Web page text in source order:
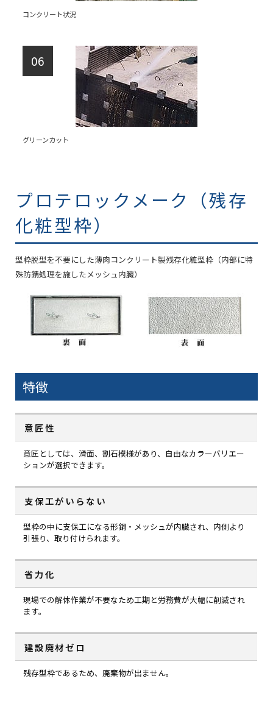
コンクリート状況
グリーンカット
プロテロックメーク（残存
化粧型枠）
型枠脱型を不要にした薄肉コンクリート製残存化粧型枠（内部に特
殊防錆処理を施したメッシュ内臓）
特徴
意匠性
意匠としては、滑面、割石模様があり、自由なカラーバリエー
ションが選択できます。
支保工がいらない
型枠の中に支保工になる形鋼・メッシュが内臓され、内側より
引張り、取り付けられます。
省力化
現場での解体作業が不要なため工期と労務費が大幅に削減され
ます。
建設廃材ゼロ
残存型枠であるため、廃棄物が出ません。